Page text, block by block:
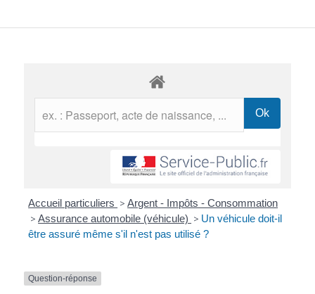
Accueil particuliers > Argent - Impôts - Consommation
> Assurance automobile (véhicule) > Un véhicule doit-il
être assuré même s'il n'est pas utilisé ?
Question-réponse